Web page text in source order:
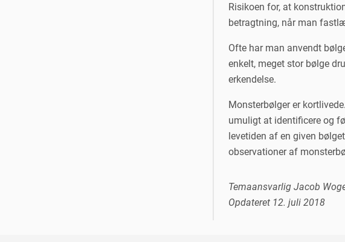
Risikoen for, at
betragtning, når man
Ofte har man anvendt
enkelt, meget stor bølge
erkendelse.
Monsterbølger er
umuligt at identificere og
levetiden af en given
observationer af
Temaansvarlig Jacob
Opdateret 12. juli 2018